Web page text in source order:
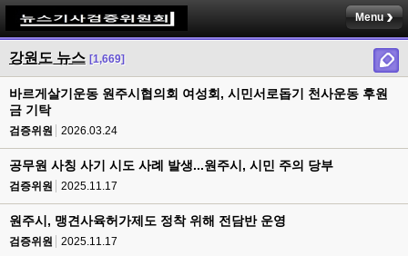
Menu
강원도 뉴스 [1,669]
바르게살기운동 원주시협의회 여성회, 시민서로돕기 천사운동 후원
금 기탁
검증위원 2026.03.24
공무원 사칭 사기 시도 사례 발생...원주시, 시민 주의 당부
검증위원 2025.11.17
원주시, 맹견사육허가제도 정착 위해 전담반 운영
검증위원 2025.11.17